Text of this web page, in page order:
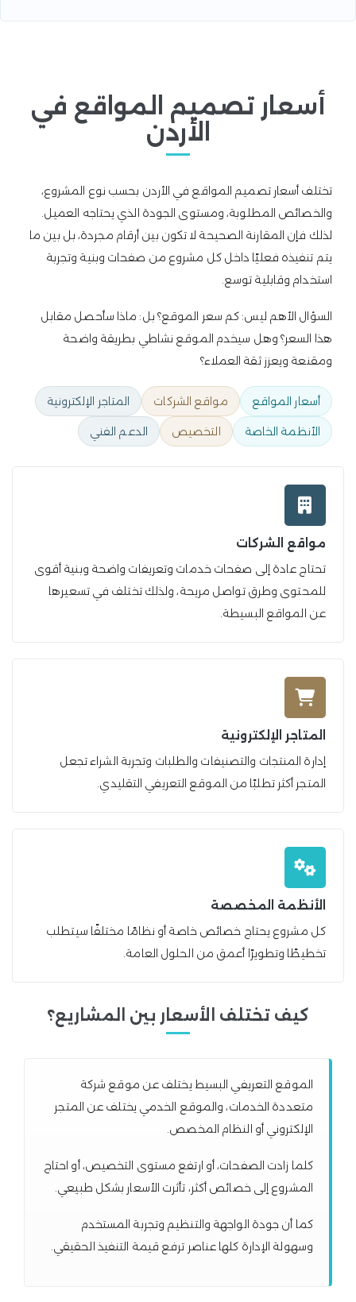
أسعار تصميم المواقع في
الأردن
تختلف أسعار تصميم المواقع في الأردن بحسب نوع المشروع،
والخصائص المطلوبة، ومستوى الجودة الذي يحتاجه العميل.
لذلك فإن المقارنة الصحيحة لا تكون بين أرقام مجردة، بل بين ما
يتم تنفيذه فعليًا داخل كل مشروع من صفحات وبنية وتجربة
استخدام وقابلية توسع.
السؤال الأهم ليس: كم سعر الموقع؟ بل: ماذا سأحصل مقابل
هذا السعر؟ وهل سيخدم الموقع نشاطي بطريقة واضحة
ومقنعة ويعزز ثقة العملاء؟
أسعار المواقع مواقع الشركات المتاجر الإلكترونية
الأنظمة الخاصة التخصيص الدعم الفني
مواقع الشركات
تحتاج عادة إلى صفحات خدمات وتعريفات واضحة وبنية أقوى
للمحتوى وطرق تواصل مريحة، ولذلك تختلف في تسعيرها
عن المواقع البسيطة.
المتاجر الإلكترونية
إدارة المنتجات والتصنيفات والطلبات وتجربة الشراء تجعل
المتجر أكثر تطلبًا من الموقع التعريفي التقليدي.
الأنظمة المخصصة
كل مشروع يحتاج خصائص خاصة أو نظامًا مختلفًا سيتطلب
تخطيطًا وتطويرًا أعمق من الحلول العامة.
كيف تختلف الأسعار بين المشاريع؟
الموقع التعريفي البسيط يختلف عن موقع شركة
متعددة الخدمات، والموقع الخدمي يختلف عن المتجر
الإلكتروني أو النظام المخصص.
كلما زادت الصفحات، أو ارتفع مستوى التخصيص، أو احتاج
المشروع إلى خصائص أكثر، تأثرت الأسعار بشكل طبيعي.
كما أن جودة الواجهة والتنظيم وتجربة المستخدم
وسهولة الإدارة كلها عناصر ترفع قيمة التنفيذ الحقيقي.